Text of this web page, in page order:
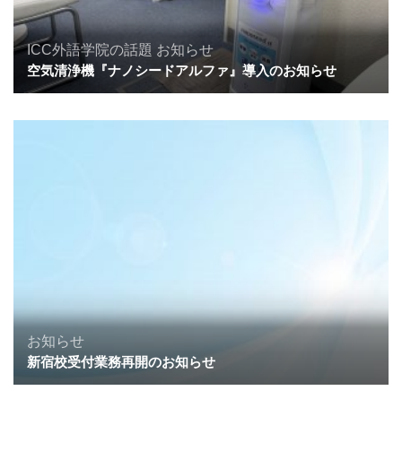
ICC外語学院の話題 お知らせ
空気清浄機『ナノシードアルファ』導入のお知らせ
お知らせ
新宿校受付業務再開のお知らせ